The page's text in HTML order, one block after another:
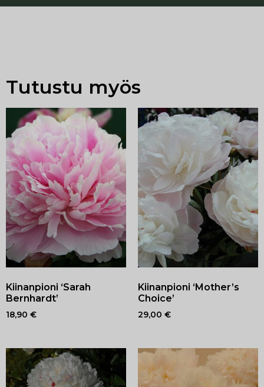
Tutustu myös
Kiinanpioni ‘Sarah
Bernhardt’
18,90 €
Kiinanpioni ‘Mother’s
Choice’
29,00 €